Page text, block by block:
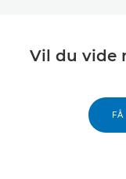
Vil du vide